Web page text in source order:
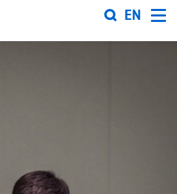
EN